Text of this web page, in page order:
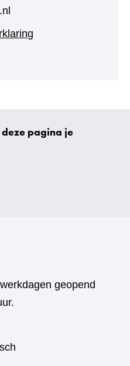
pagina je
geopend